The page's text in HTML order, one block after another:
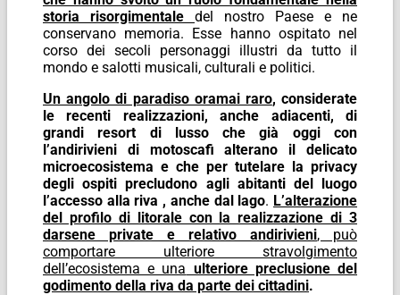
storia risorgimentale del nostro Paese e ne
conservano memoria. Esse hanno ospitato nel
corso dei secoli personaggi illustri da tutto il
mondo e salotti musicali, culturali e politici.
Un angolo di paradiso oramai raro, considerate
le recenti realizzazioni, anche adiacenti, di
grandi resort di lusso che già oggi con
l’andirivieni di motoscafi alterano il delicato
microecosistema e che per tutelare la privacy
degli ospiti precludono agli abitanti del luogo
l’accesso alla riva , anche dal lago. L’alterazione
del profilo di litorale con la realizzazione di 3
darsene private e relativo andirivieni, può
comportare ulteriore stravolgimento
dell’ecosistema e una ulteriore preclusione del
godimento della riva da parte dei cittadini.